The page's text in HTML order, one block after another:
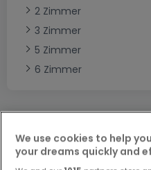
2 Zimmer
3 Zimmer
5 Zimmer
6 Zimmer
Bitte ändern Sie Ihre
es
We use cookies to help
your dreams quickly and